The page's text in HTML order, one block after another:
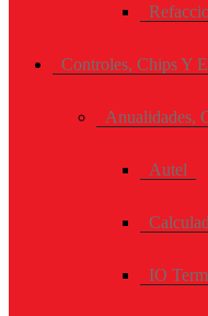
Controles, Chips Y
Anualidades,
Autel
IO